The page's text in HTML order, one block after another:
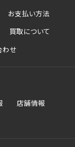
お支払い方法
買取について
わせ
店舗情報